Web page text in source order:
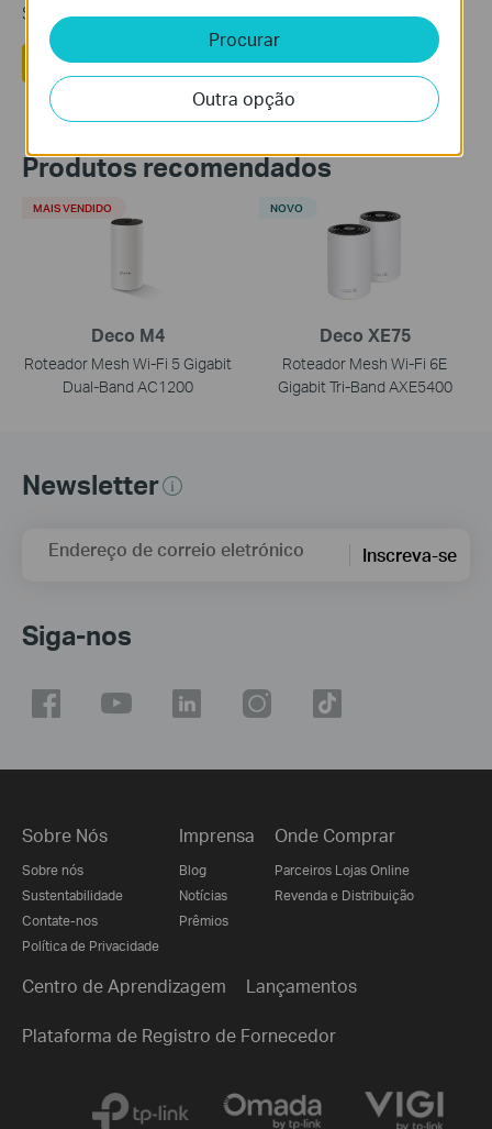
Seu feedback ajuda a melhorar este site.
Sim Não
Produtos recomendados
Deco M4
Roteador Mesh Wi-Fi 5 Gigabit
Dual-Band AC1200
MAIS VENDIDO
Deco XE75
Roteador Mesh Wi-Fi 6E
Gigabit Tri-Band AXE5400
NOVO
Newsletter
Endereço de correio eletrónico Inscreva-se
Siga-nos
Sobre Nós
Sobre nós
Sustentabilidade
Contate-nos
Política de Privacidade
Imprensa
Blog
Notícias
Prêmios
Onde Comprar
Parceiros Lojas Online
Revenda e Distribuição
Centro de Aprendizagem Lançamentos
Plataforma de Registro de Fornecedor
Procurar
Outra opção